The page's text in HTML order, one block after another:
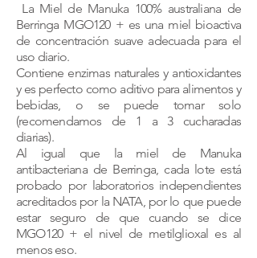
La Miel de Manuka 100% australiana de
Berringa MGO120 + es una miel bioactiva
de concentración suave adecuada para el
uso diario.
Contiene enzimas naturales y antioxidantes
y es perfecto como aditivo para alimentos y
bebidas, o se puede tomar solo
(recomendamos de 1 a 3 cucharadas
diarias).
Al igual que la miel de Manuka
antibacteriana de Berringa, cada lote está
probado por laboratorios independientes
acreditados por la NATA, por lo que puede
estar seguro de que cuando se dice
MGO120 + el nivel de metilglioxal es al
menos eso.